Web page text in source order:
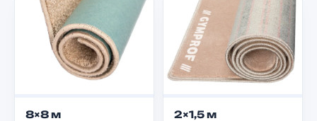
8×8 м
2×1,5 м